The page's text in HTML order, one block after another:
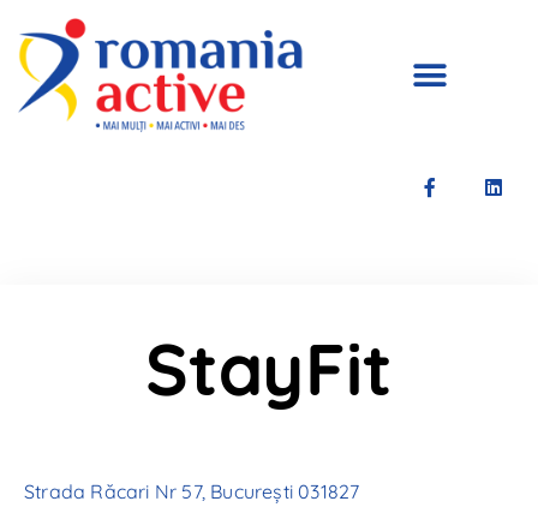
StayFit
Strada Răcari Nr 57, București 031827